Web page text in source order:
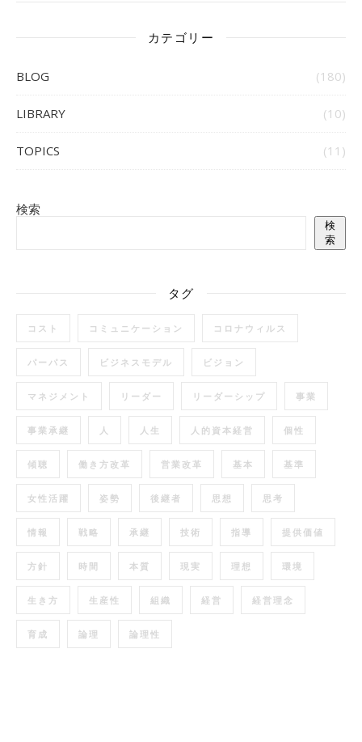
カテゴリー
BLOG (180)
LIBRARY (10)
TOPICS (11)
検索
検
索
タグ
コスト コミュニケーション コロナウィルス
パーパス ビジネスモデル ビジョン
マネジメント リーダー リーダーシップ 事業
事業承継 人 人生 人的資本経営 個性
傾聴 働き方改革 営業改革 基本 基準
女性活躍 姿勢 後継者 思想 思考
情報 戦略 承継 技術 指導 提供価値
方針 時間 本質 現実 理想 環境
生き方 生産性 組織 経営 経営理念
育成 論理 論理性